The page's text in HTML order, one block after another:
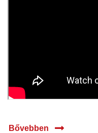
Bővebben